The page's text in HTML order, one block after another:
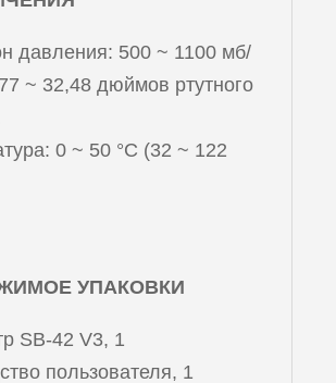
давления: 500 ~ 1100 мб/
~ 32,48 дюймов ртутного
0 ~ 50 °C (32 ~ 122
УПАКОВКИ
SB-42 V3, 1
пользователя, 1